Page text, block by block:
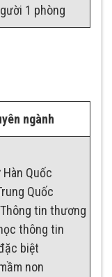
1 phòng
ngành
Quốc
Quốc
tin thương
thông tin
biệt
non